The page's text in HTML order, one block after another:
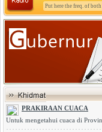
Put here the freq. of
PRAKIRAAN CUACA
Untuk mengetahui cuaca di